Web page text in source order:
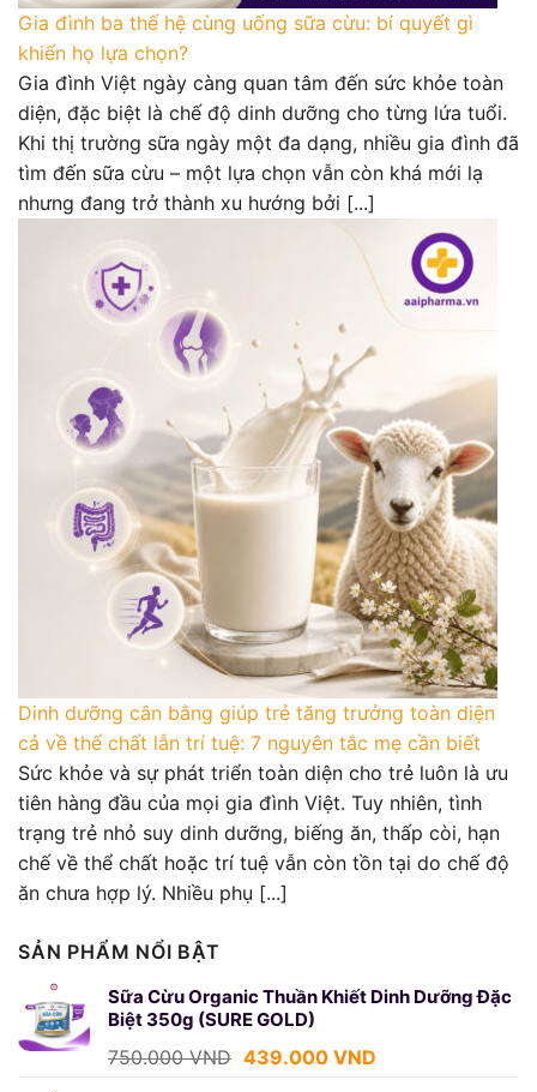
Gia đình ba thế hệ cùng uống sữa cừu: bí quyết gì
khiến họ lựa chọn?
Gia đình Việt ngày càng quan tâm đến sức khỏe toàn
diện, đặc biệt là chế độ dinh dưỡng cho từng lứa tuổi.
Khi thị trường sữa ngày một đa dạng, nhiều gia đình đã
tìm đến sữa cừu – một lựa chọn vẫn còn khá mới lạ
nhưng đang trở thành xu hướng bởi [...]
Dinh dưỡng cân bằng giúp trẻ tăng trưởng toàn diện
cả về thể chất lẫn trí tuệ: 7 nguyên tắc mẹ cần biết
Sức khỏe và sự phát triển toàn diện cho trẻ luôn là ưu
tiên hàng đầu của mọi gia đình Việt. Tuy nhiên, tình
trạng trẻ nhỏ suy dinh dưỡng, biếng ăn, thấp còi, hạn
chế về thể chất hoặc trí tuệ vẫn còn tồn tại do chế độ
ăn chưa hợp lý. Nhiều phụ [...]
SẢN PHẨM NỔI BẬT
Sữa Cừu Organic Thuần Khiết Dinh Dưỡng Đặc
Biệt 350g (SURE GOLD)
750.000VND Giá
439.000 VNDGiá